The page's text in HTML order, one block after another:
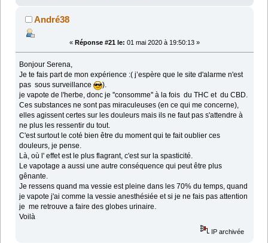
André38
« Réponse #21 le: 01 mai 2020 à 19:50:13 »
Bonjour Serena,
Je te fais part de mon expérience :( j’espère que le site d'alarme n'est
pas sous surveillance
).
je vapote de l'herbe, donc je ''consomme'' à la fois du THC et du CBD.
Ces substances ne sont pas miraculeuses (en ce qui me concerne),
elles agissent certes sur les douleurs mais ils ne faut pas s'attendre à
ne plus les ressentir du tout.
C'est surtout le coté bien être du moment qui te fait oublier ces
douleurs, je pense.
Là, où l' effet est le plus flagrant, c'est sur la spasticité.
Le vapotage a aussi une autre conséquence qui peut être plus
gênante.
Je ressens quand ma vessie est pleine dans les 70% du temps, quand
je vapote j'ai comme la vessie anesthésiée et si je ne fais pas attention
je me retrouve a faire des globes urinaire.
Voilà
IP archivée